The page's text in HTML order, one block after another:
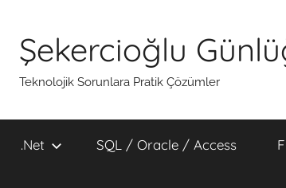
Şekercioğlu
Teknolojik Sorunlara Pratik Çözümler
.Net SQL / Oracle / Access